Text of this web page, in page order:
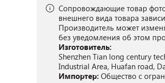
Сопровождающие товар
внешнего вида товара
Производитель может
без уведомления об этом
Изготовитель:
Shenzhen Tian long century
Industrial Area, Huafan road,
Импортер: Общество с